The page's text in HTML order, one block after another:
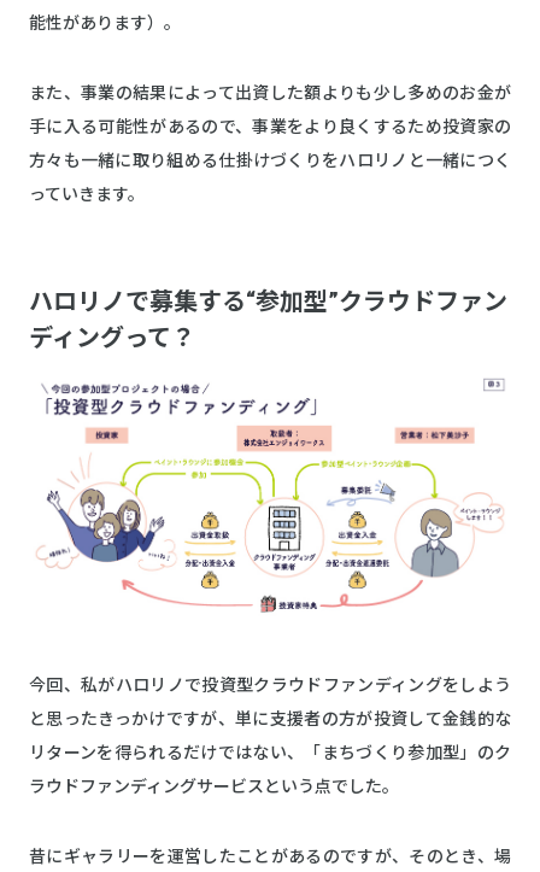
能性があります）。
また、事業の結果によって出資した額よりも少し多めのお金が
手に入る可能性があるので、事業をより良くするため投資家の
方々も一緒に取り組める仕掛けづくりをハロリノと一緒につく
っていきます。
ハロリノで募集する“参加型”クラウドファン
ディングって？
今回、私がハロリノで投資型クラウドファンディングをしよう
と思ったきっかけですが、単に支援者の方が投資して金銭的な
リターンを得られるだけではない、「まちづくり参加型」のク
ラウドファンディングサービスという点でした。
昔にギャラリーを運営したことがあるのですが、そのとき、場